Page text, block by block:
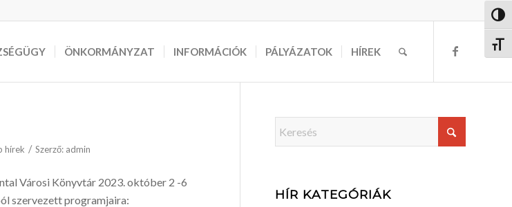
ÖNKORMÁNYZAT INFORMÁCIÓK PÁLYÁZATOK HÍREK
hírek / Szerző: admin
Városi Könyvtár 2023. október 2 -6
szervezett programjaira:
HÍR KATEGÓRIÁK